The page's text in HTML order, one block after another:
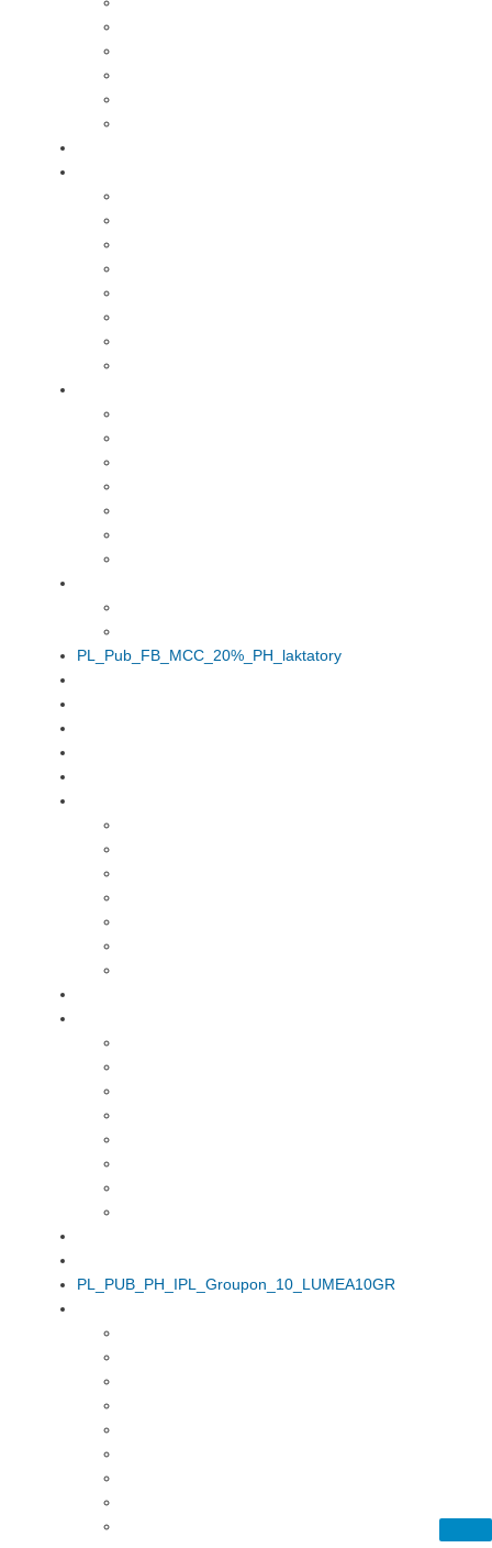
PL_Pub_FB_MCC_20%_PH_laktatory
PL_PUB_PH_IPL_Groupon_10_LUMEA10GR